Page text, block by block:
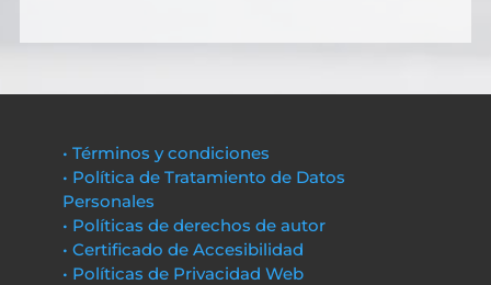
• Términos y condiciones
• Política de Tratamiento de Datos
Personales
• Políticas de derechos de autor
• Certificado de Accesibilidad
• Políticas de Privacidad Web